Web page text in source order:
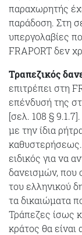
παραχωρητής
παράδοση. Στη
υπεργολαβίες
FRAPORT δεν
Τραπεζικός
επιτρέπει στη
επένδυσή της
[σελ. 108 §
με την ίδια
καθυστερήσεως.
ειδικός για να
δανεισμών, που
του ελληνικού
τα δικαιώματα
Τράπεζες ίσως
κράτος θα είναι